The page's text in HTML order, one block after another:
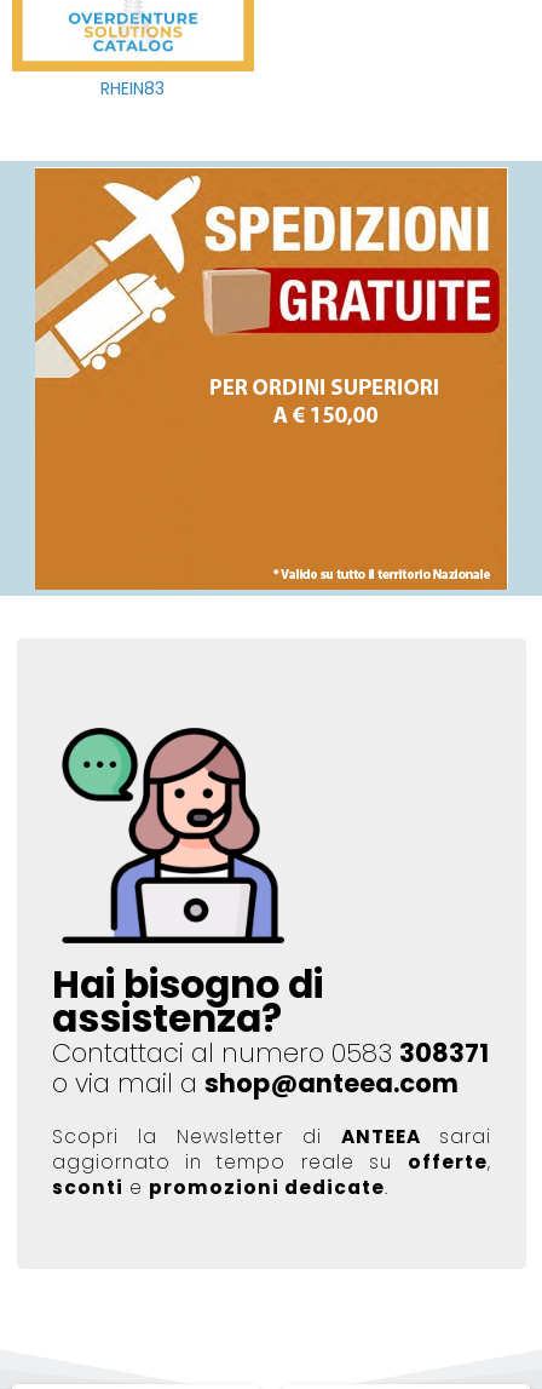
RHEIN83
Hai bisogno di
assistenza?
Contattaci al numero 0583 308371
o via mail a shop@anteea.com
Scopri la Newsletter di ANTEEA sarai
aggiornato in tempo reale su offerte,
sconti e promozioni dedicate.